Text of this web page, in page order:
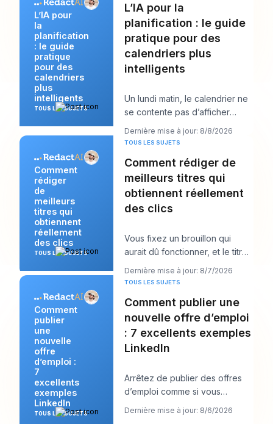
L’IA pour
la
planification
: le guide
pratique
pour des
calendriers
plus
intelligents
TOUS LES SUJETS
L’IA pour la
planification : le guide
pratique pour des
calendriers plus
intelligents
Un lundi matin, le calendrier ne
se contente pas d’afficher
votre journée. Il commence à la
négocier
Dernière mise à jour: 8/8/2026
Comment
rédiger
de
meilleurs
titres qui
obtiennent
réellement
des clics
TOUS LES SUJETS
TOUS LES SUJETS
Comment rédiger de
meilleurs titres qui
obtiennent réellement
des clics
Vous fixez un brouillon qui
aurait dû fonctionner, et le titre
est probablement la première
chose qu
Dernière mise à jour: 8/7/2026
Comment
publier
une
nouvelle
offre
d’emploi :
7
excellents
exemples
LinkedIn
TOUS LES SUJETS
TOUS LES SUJETS
Comment publier une
nouvelle offre d’emploi
: 7 excellents exemples
LinkedIn
Arrêtez de publier des offres
d’emploi comme si vous
remplissiez des formulaires et
commencez à les
Dernière mise à jour: 8/6/2026